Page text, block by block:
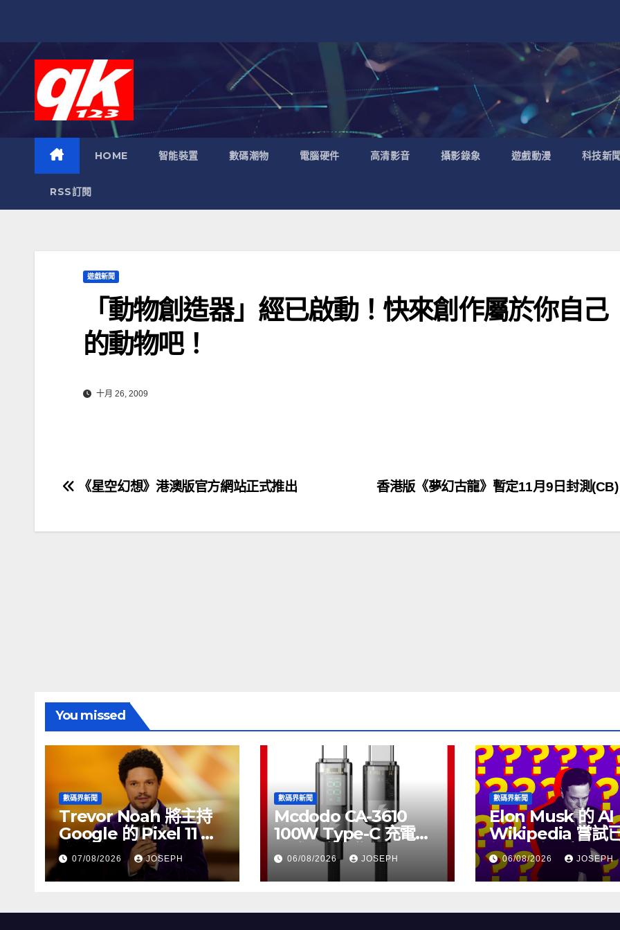
HOME 智能裝置 數碼潮物 電腦硬件 高清影音 攝影錄象 遊戲動漫 科技新
RSS訂閱
遊戲新聞
「動物創造器」經已啟動！快來創作屬於你自己
的動物吧！
十月 26, 2009
文
香港版《夢幻古龍》暫定11月9日封測
《星空幻想》港澳版官方網站正式推出
You missed
數碼界新聞
Trevor Noah 將主持
Google 的 Pixel 11 推
介活動
07/08/2026 JOSEPH
數碼界新聞
Mcdodo CA-3610
100W Type-C 充電線
正式上市，售價
HK$115
06/08/2026 JOSEPH
數碼界新聞
Elon Musk 的 AI
Wikipedia 嘗試
個月沒有更新了
06/08/2026 JOSEPH